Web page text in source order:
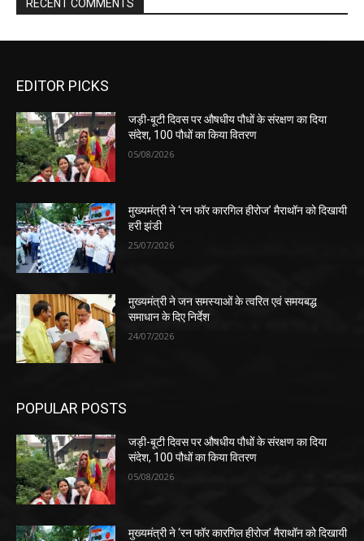
RECENT COMMENTS
EDITOR PICKS
जड़ी-बूटी दिवस पर औषधीय पौधों के संरक्षण का दिया
संदेश, 100 पौधों का किया वितरण
05/08/2026
मुख्यमंत्री ने ‘रन फॉर कारगिल हीरोज’ मैराथॉन को दिखायी
हरी झंडी
25/07/2026
मुख्यमंत्री ने जन समस्याओं के त्वरित एवं समयबद्ध
समाधान के दिए निर्देश
24/07/2026
POPULAR POSTS
जड़ी-बूटी दिवस पर औषधीय पौधों के संरक्षण का दिया
संदेश, 100 पौधों का किया वितरण
05/08/2026
मुख्यमंत्री ने ‘रन फॉर कारगिल हीरोज’ मैराथॉन को दिखायी